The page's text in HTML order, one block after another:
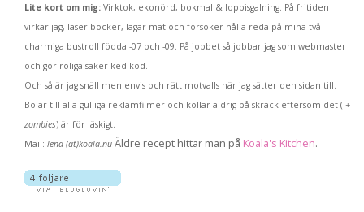
Lite kort om mig: Virktok, ekonörd, bokmal & loppisgalning. På fritiden
virkar jag, läser böcker, lagar mat och försöker hålla reda på mina två
charmiga bustroll födda -07 och -09. På jobbet så jobbar jag som webmaster
och gör roliga saker ked kod.
Och så är jag snäll men envis och rätt motvalls när jag sätter den sidan till.
Bölar till alla gulliga reklamfilmer och kollar aldrig på skräck eftersom det ( +
zombies) är för läskigt.
Mail:lena (at)koala.nu Äldre recept hittar man på Koala's Kitchen.